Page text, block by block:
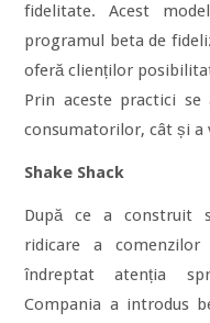
fidelitate. Acest
programul beta de
oferă clienților
Prin aceste practici
consumatorilor, cât și a
Shake Shack
După ce a construit
ridicare a
îndreptat atenția
Compania a introdus